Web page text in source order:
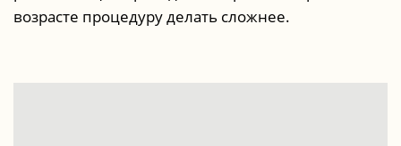
возрасте процедуру делать сложнее.